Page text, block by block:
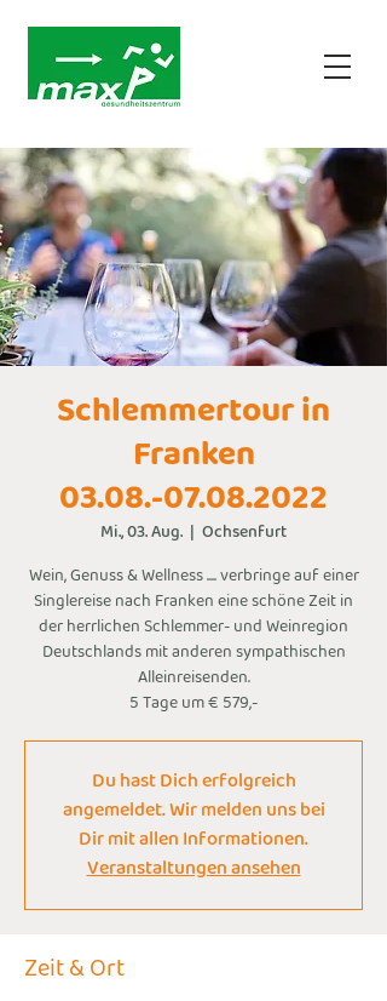
Schlemmertour in
Franken
03.08.-07.08.2022
Mi., 03. Aug.
  |
Ochsenfurt
Wein, Genuss & Wellness .... verbringe auf einer
Singlereise nach Franken eine schöne Zeit in
der herrlichen Schlemmer- und Weinregion
Deutschlands mit anderen sympathischen
Alleinreisenden.
5 Tage um € 579,-
Du hast Dich erfolgreich
angemeldet. Wir melden uns bei
Dir mit allen Informationen.
Veranstaltungen ansehen
Zeit & Ort